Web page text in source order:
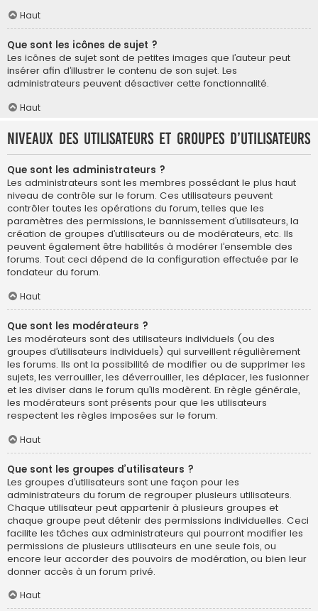
Haut
Que sont les icônes de sujet ?
Les icônes de sujet sont de petites images que l’auteur peut
insérer afin d’illustrer le contenu de son sujet. Les
administrateurs peuvent désactiver cette fonctionnalité.
Haut
Niveaux des utilisateurs et groupes d’utilisateurs
Que sont les administrateurs ?
Les administrateurs sont les membres possédant le plus haut
niveau de contrôle sur le forum. Ces utilisateurs peuvent
contrôler toutes les opérations du forum, telles que les
paramètres des permissions, le bannissement d’utilisateurs, la
création de groupes d’utilisateurs ou de modérateurs, etc. Ils
peuvent également être habilités à modérer l’ensemble des
forums. Tout ceci dépend de la configuration effectuée par le
fondateur du forum.
Haut
Que sont les modérateurs ?
Les modérateurs sont des utilisateurs individuels (ou des
groupes d’utilisateurs individuels) qui surveillent régulièrement
les forums. Ils ont la possibilité de modifier ou de supprimer les
sujets, les verrouiller, les déverrouiller, les déplacer, les fusionner
et les diviser dans le forum qu’ils modèrent. En règle générale,
les modérateurs sont présents pour que les utilisateurs
respectent les règles imposées sur le forum.
Haut
Que sont les groupes d’utilisateurs ?
Les groupes d’utilisateurs sont une façon pour les
administrateurs du forum de regrouper plusieurs utilisateurs.
Chaque utilisateur peut appartenir à plusieurs groupes et
chaque groupe peut détenir des permissions individuelles. Ceci
facilite les tâches aux administrateurs qui pourront modifier les
permissions de plusieurs utilisateurs en une seule fois, ou
encore leur accorder des pouvoirs de modération, ou bien leur
donner accès à un forum privé.
Haut